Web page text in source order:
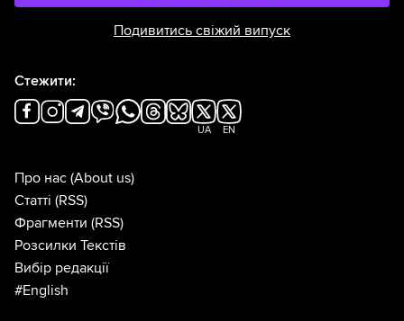
Подивитись свіжий випуск
Стежити:
UA EN
Про нас (About us)
Статті (RSS)
Фрагменти (RSS)
Розсилки Текстів
Вибір редакції
#English